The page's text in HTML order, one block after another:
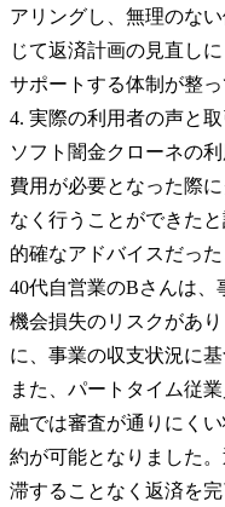
アリングし、無理のな
じて返済計画の見直し
サポートする体制が整っ
4. 実際の利用者の声と
ソフト闇金クローネの
費用が必要となった際
なく行うことができた
的確なアドバイスだった
40代自営業のBさんは、
機会損失のリスクがあ
に、事業の収支状況に
また、パートタイム従
融では審査が通りにく
約が可能となりました
滞することなく返済を